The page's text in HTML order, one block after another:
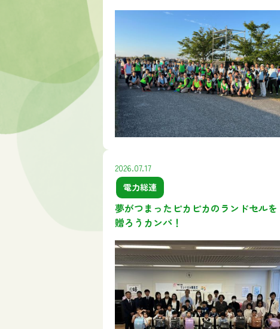
2026.07.17
電力総連
夢がつまったピカピカのランドセルを
贈ろうカンパ！